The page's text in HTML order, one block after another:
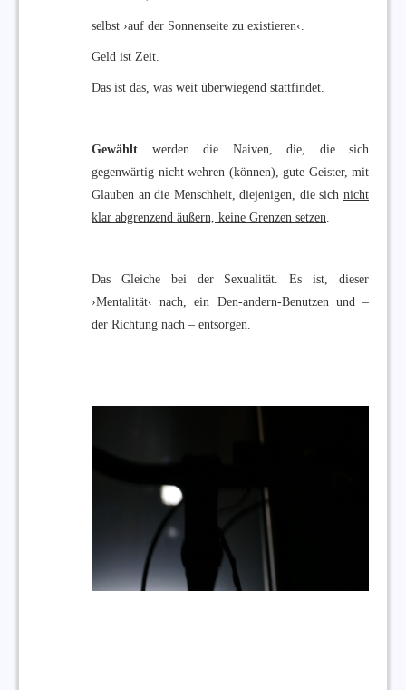
selbst ›auf der Sonnenseite zu existieren‹.
Geld ist Zeit.
Das ist das, was weit überwiegend stattfindet.
Gewählt werden die Naiven, die, die sich
gegenwärtig nicht wehren (können), gute Geister, mit
Glauben an die Menschheit, diejenigen, die sich nicht
klar abgrenzend äußern, keine Grenzen setzen
Das Gleiche bei der Sexualität. Es ist, dieser
›Mentalität‹ nach, ein Den-andern-Benutzen und –
der Richtung nach – entsorgen.